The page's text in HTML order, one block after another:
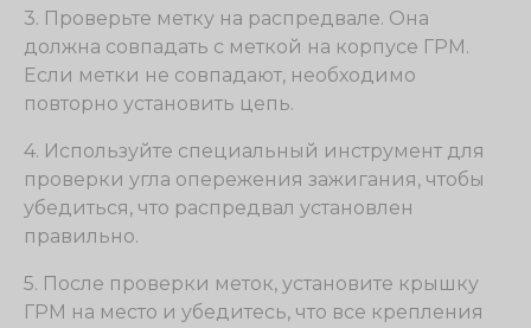
3. Проверьте метку на распредвале. Она
должна совпадать с меткой на корпусе ГРМ.
Если метки не совпадают, необходимо
повторно установить цепь.
4. Используйте специальный инструмент для
проверки угла опережения зажигания, чтобы
убедиться, что распредвал установлен
правильно.
5. После проверки меток, установите крышку
ГРМ на место и убедитесь, что все крепления